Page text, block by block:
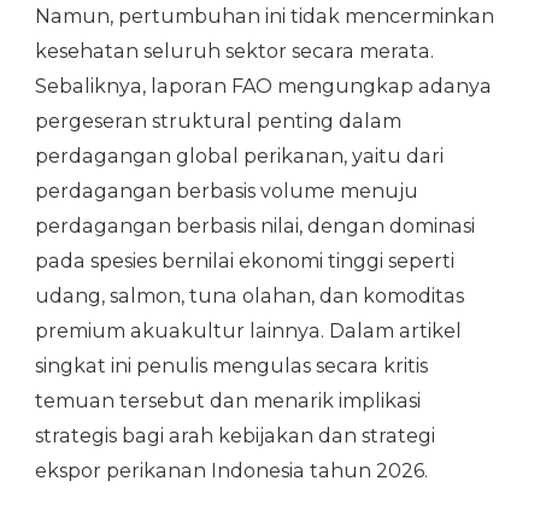
Namun, pertumbuhan ini tidak mencerminkan
kesehatan seluruh sektor secara merata.
Sebaliknya, laporan FAO mengungkap adanya
pergeseran struktural penting dalam
perdagangan global perikanan, yaitu dari
perdagangan berbasis volume menuju
perdagangan berbasis nilai, dengan dominasi
pada spesies bernilai ekonomi tinggi seperti
udang, salmon, tuna olahan, dan komoditas
premium akuakultur lainnya. Dalam artikel
singkat ini penulis mengulas secara kritis
temuan tersebut dan menarik implikasi
strategis bagi arah kebijakan dan strategi
ekspor perikanan Indonesia tahun 2026.